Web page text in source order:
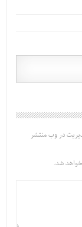
در وب منتشر
شد.